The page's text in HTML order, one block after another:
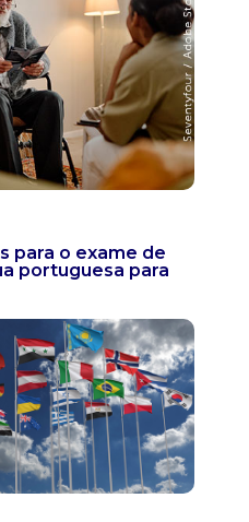
para o exame de
portuguesa para